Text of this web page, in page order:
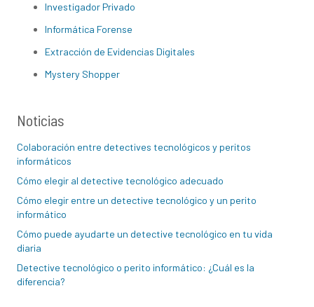
Investigador Privado
Informática Forense
Extracción de Evidencias Digitales
Mystery Shopper
Noticias
Colaboración entre detectives tecnológicos y peritos
informáticos
Cómo elegir al detective tecnológico adecuado
Cómo elegir entre un detective tecnológico y un perito
informático
Cómo puede ayudarte un detective tecnológico en tu vida
diaria
Detective tecnológico o perito informático: ¿Cuál es la
diferencia?